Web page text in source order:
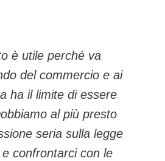
è utile perché va
del commercio e ai
ha il limite di essere
al più presto
seria sulla legge
confrontarci con le